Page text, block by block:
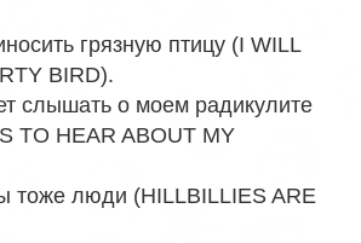
грязную птицу (I WILL
BIRD).
слышать о моем радикулите
TO HEAR ABOUT MY
тоже люди (HILLBILLIES ARE